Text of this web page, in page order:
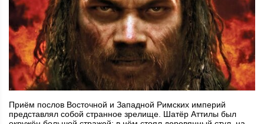
Приём послов Восточной и Западной Римских империй
представлял собой странное зрелище. Шатёр Аттилы был